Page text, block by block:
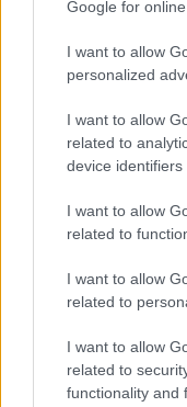
Google for
I want to allow
personalized
I want to allow
related to
device identifiers
I want to allow
related to
I want to allow
related to
I want to allow
related to
functionality and
Az IO Interactive
után az Amazon